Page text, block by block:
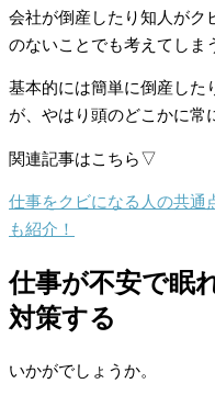
会社が倒産したり知人がク
のないことでも考えてしま
基本的には簡単に倒産した
が、やはり頭のどこかに常
関連記事はこちら▽
仕事をクビになる人の共通
も紹介！
仕事が不安で眠
対策する
いかがでしょうか。